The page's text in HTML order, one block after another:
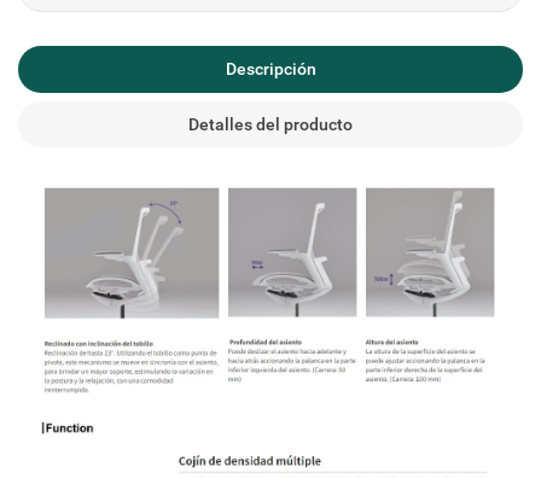
Descripción
Detalles del producto